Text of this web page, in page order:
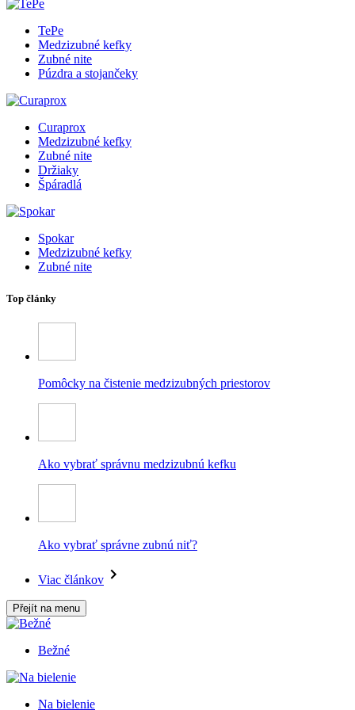
TePe
Medzizubné kefky
Zubné nite
Púzdra a stojančeky
Curaprox
Medzizubné kefky
Zubné nite
Držiaky
Špáradlá
Spokar
Medzizubné kefky
Zubné nite
Top články
Pomôcky na čistenie medzizubných priestorov
Ako vybrať správnu medzizubnú kefku
Ako vybrať správne zubnú niť?
Viac článkov
Přejít na menu
Bežné
Na bielenie